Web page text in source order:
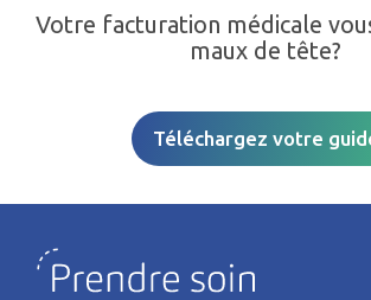
Votre facturation médicale
maux de tête?
Téléchargez votre